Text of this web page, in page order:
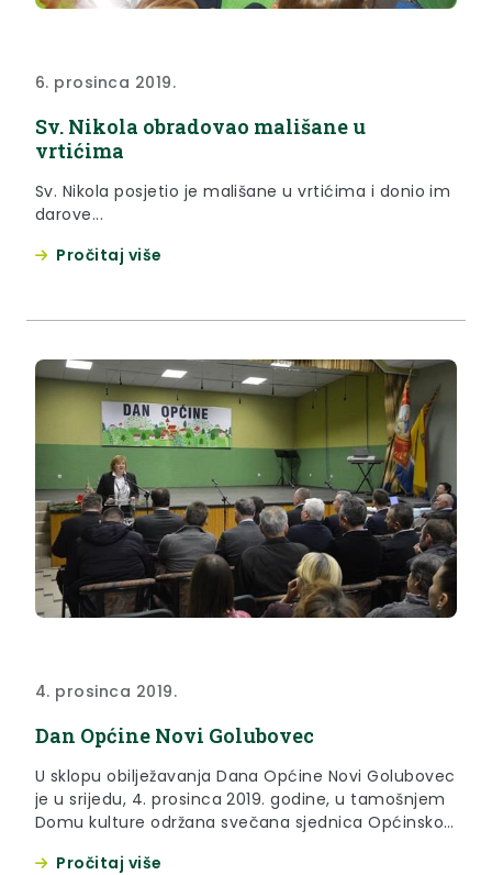
6. prosinca 2019.
Sv. Nikola obradovao mališane u
vrtićima
Sv. Nikola posjetio je mališane u vrtićima i donio im
darove...
Pročitaj više
4. prosinca 2019.
Dan Općine Novi Golubovec
U sklopu obilježavanja Dana Općine Novi Golubovec
je u srijedu, 4. prosinca 2019. godine, u tamošnjem
Domu kulture održana svečana sjednica Općinskog
Pročitaj više